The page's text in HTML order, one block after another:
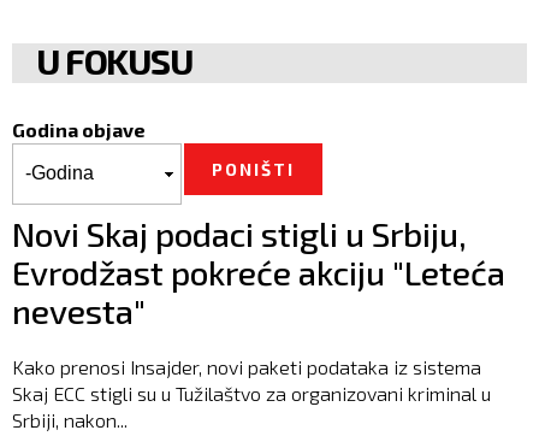
U FOKUSU
Godina objave
Novi Skaj podaci stigli u Srbiju,
Evrodžast pokreće akciju "Leteća
nevesta"
Kako prenosi Insajder, novi paketi podataka iz sistema
Skaj ECC stigli su u Tužilaštvo za organizovani kriminal u
Srbiji, nakon...